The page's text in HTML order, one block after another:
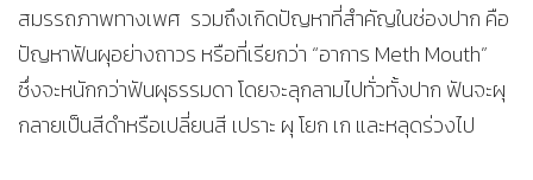
สมรรถภาพทางเพศ รวมถึงเกิดปัญหาที่สำคัญในช่องปาก คือ
ปัญหาฟันผุอย่างถาวร หรือที่เรียกว่า “อาการ Meth Mouth”
ซึ่งจะหนักกว่าฟันผุธรรมดา โดยจะลุกลามไปทั่วทั้งปาก ฟันจะผุ
กลายเป็นสีดำหรือเปลี่ยนสี เปราะ ผุ โยก เก และหลุดร่วงไป